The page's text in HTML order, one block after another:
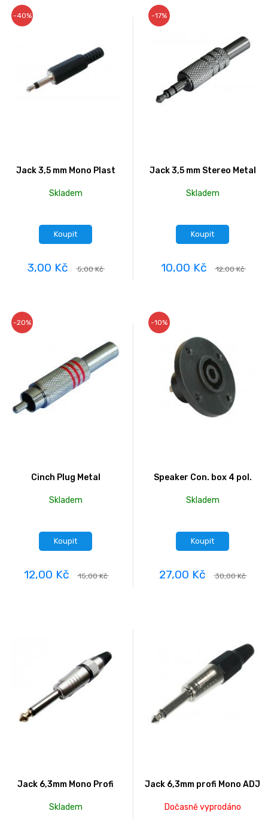
Jack 3,5 mm Mono Plast
Skladem
Koupit
3,00 Kč 5,00 Kč
-40%
Jack 3,5 mm Stereo Metal
Skladem
Koupit
10,00 Kč 12,00 Kč
-17%
Cinch Plug Metal
Skladem
Koupit
12,00 Kč 15,00 Kč
-20%
Speaker Con. box 4 pol.
Skladem
Koupit
27,00 Kč 30,00 Kč
-10%
Jack 6,3mm Mono Profi
Skladem
Jack 6,3mm profi Mono ADJ
Dočasně vyprodáno